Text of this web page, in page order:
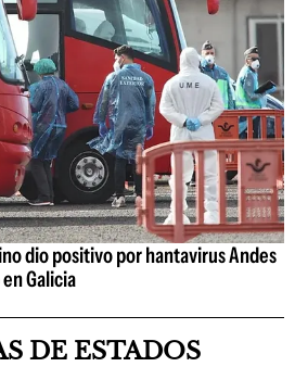
dio positivo por hantavirus Andes
Galicia
DE ESTADOS